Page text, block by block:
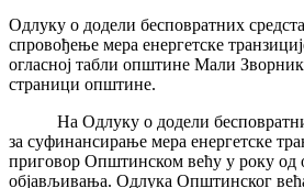
Одлуку о додели бесповратних
спровођење мера енергетске
огласној табли општине Мали
страници општине.
На Одлуку о додели бесповратних
за суфинансирање мера енергетске
приговор Општинском већу у року од
објављивања. Одлука Општинског